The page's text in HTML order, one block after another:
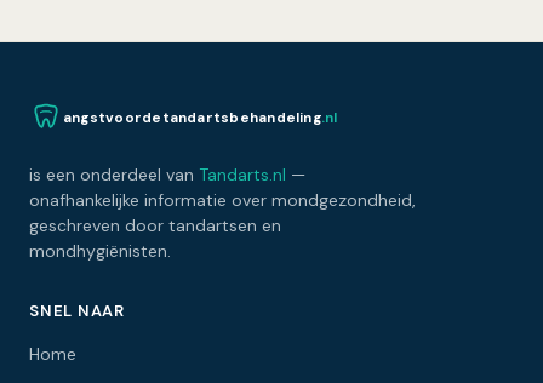
angstvoordetandartsbehandeling.nl
is een onderdeel van Tandarts.nl —
onafhankelijke informatie over mondgezondheid,
geschreven door tandartsen en
mondhygiënisten.
SNEL NAAR
Home